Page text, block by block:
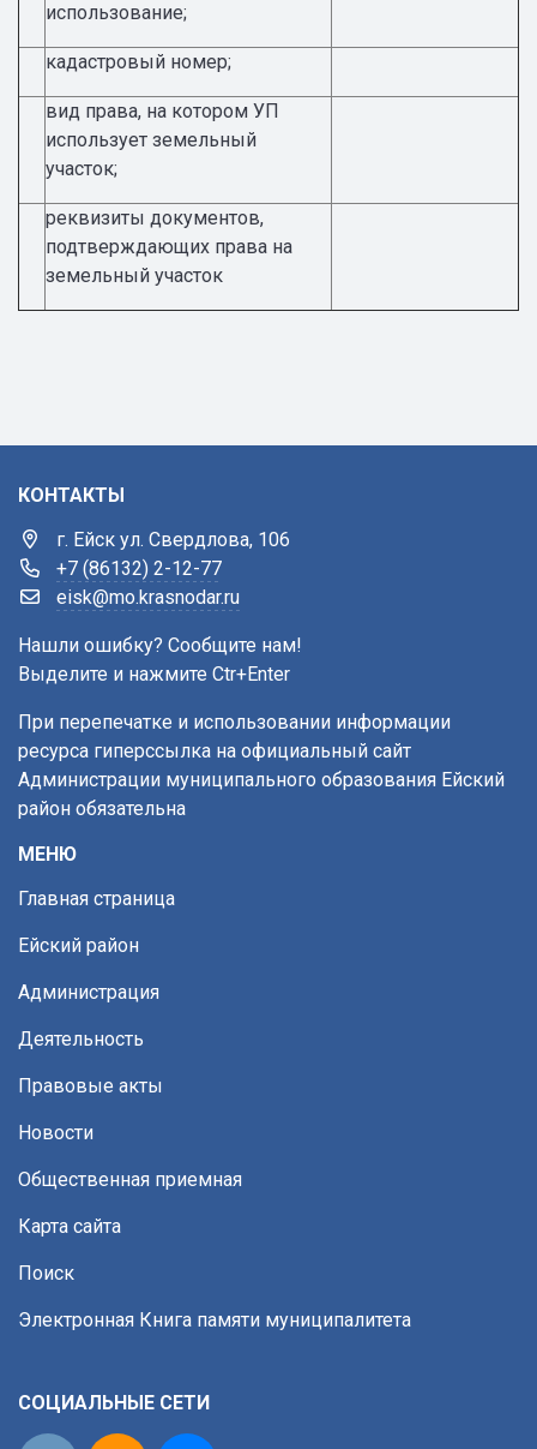
использование;
кадастровый номер;
вид права, на котором УП
использует земельный
участок;
реквизиты документов,
подтверждающих права на
земельный участок
КОНТАКТЫ
г. Ейск ул. Свердлова, 106
+7 (86132) 2-12-77
eisk@mo.krasnodar.ru
Нашли ошибку? Сообщите нам!
Выделите и нажмите Ctr+Enter
При перепечатке и использовании информации
ресурса гиперссылка на официальный сайт
Администрации муниципального образования Ейский
район обязательна
МЕНЮ
Главная страница
Ейский район
Администрация
Деятельность
Правовые акты
Новости
Общественная приемная
Карта сайта
Поиск
Электронная Книга памяти муниципалитета
СОЦИАЛЬНЫЕ СЕТИ